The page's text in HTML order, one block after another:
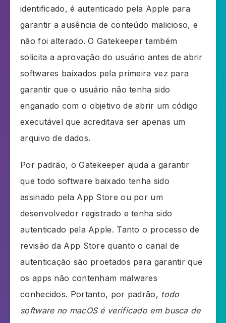
identificado, é autenticado pela Apple para
garantir a ausência de conteúdo malicioso, e
não foi alterado. O Gatekeeper também
solicita a aprovação do usuário antes de abrir
softwares baixados pela primeira vez para
garantir que o usuário não tenha sido
enganado com o objetivo de abrir um código
executável que acreditava ser apenas um
arquivo de dados.
Por padrão, o Gatekeeper ajuda a garantir
que todo software baixado tenha sido
assinado pela App Store ou por um
desenvolvedor registrado e tenha sido
autenticado pela Apple. Tanto o processo de
revisão da App Store quanto o canal de
autenticação são proetados para garantir que
os apps não contenham malwares
conhecidos. Portanto, por padrão, todo
software no macOS é verificado em busca de